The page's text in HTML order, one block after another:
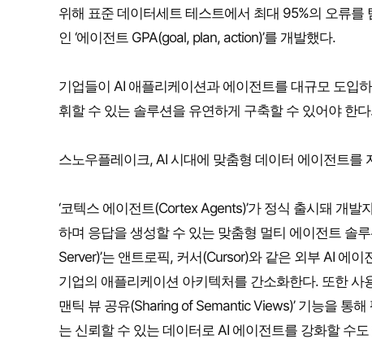
위해 표준 데이터세트 테스트에서 최대 95%의 오류
인 ‘에이전트 GPA(goal, plan, action)’를 개발했다.
기업들이 AI 애플리케이션과 에이전트를 대규모 도입
휘할 수 있는 솔루션을 유연하게 구축할 수 있어야 한
스노우플레이크, AI 시대에 맞춤형 데이터 에이전트를
‘코텍스 에이전트(Cortex Agents)’가 정식 출시돼 개
하며 응답을 생성할 수 있는 맞춤형 멀티 에이전트 솔
Server)’는 앤트로픽, 커서(Cursor)와 같은 외부 AI 에
기업의 애플리케이션 아키텍처를 간소화한다. 또한 사
맨틱 뷰 공유(Sharing of Semantic Views)’ 기능을 통
는 신뢰할 수 있는 데이터로 AI 에이전트를 강화할 수도